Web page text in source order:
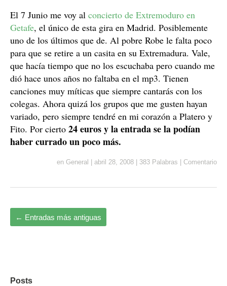
El 7 Junio me voy al concierto de Extremoduro en
Getafe, el único de esta gira en Madrid. Posiblemente
uno de los últimos que de. Al pobre Robe le falta poco
para que se retire a un casita en su Extremadura. Vale,
que hacía tiempo que no los escuchaba pero cuando me
dió hace unos años no faltaba en el mp3. Tienen
canciones muy míticas que siempre cantarás con los
colegas. Ahora quizá los grupos que me gusten hayan
variado, pero siempre tendré en mi corazón a Platero y
Fito. Por cierto 24 euros y la entrada se la podían
haber currado un poco más.
en General abril 28, 2008 383 Palabras Comentario
← Entradas más antiguas
Posts